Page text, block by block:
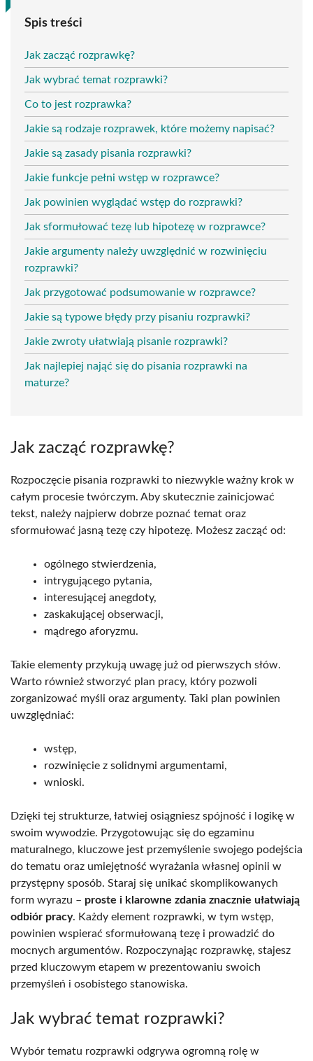
Spis treści
Jak zacząć rozprawkę?
Jak wybrać temat rozprawki?
Co to jest rozprawka?
Jakie są rodzaje rozprawek, które możemy napisać?
Jakie są zasady pisania rozprawki?
Jakie funkcje pełni wstęp w rozprawce?
Jak powinien wyglądać wstęp do rozprawki?
Jak sformułować tezę lub hipotezę w rozprawce?
Jakie argumenty należy uwzględnić w rozwinięciu
rozprawki?
Jak przygotować podsumowanie w rozprawce?
Jakie są typowe błędy przy pisaniu rozprawki?
Jakie zwroty ułatwiają pisanie rozprawki?
Jak najlepiej nająć się do pisania rozprawki na
maturze?
Jak zacząć rozprawkę?
Rozpoczęcie pisania rozprawki to niezwykle ważny krok w
całym procesie twórczym. Aby skutecznie zainicjować
tekst, należy najpierw dobrze poznać temat oraz
sformułować jasną tezę czy hipotezę. Możesz zacząć od:
ogólnego stwierdzenia,
intrygującego pytania,
interesującej anegdoty,
zaskakującej obserwacji,
mądrego aforyzmu.
Takie elementy przykują uwagę już od pierwszych słów.
Warto również stworzyć plan pracy, który pozwoli
zorganizować myśli oraz argumenty. Taki plan powinien
uwzględniać:
wstęp,
rozwinięcie z solidnymi argumentami,
wnioski.
Dzięki tej strukturze, łatwiej osiągniesz spójność i logikę w
swoim wywodzie. Przygotowując się do egzaminu
maturalnego, kluczowe jest przemyślenie swojego podejścia
do tematu oraz umiejętność wyrażania własnej opinii w
przystępny sposób. Staraj się unikać skomplikowanych
form wyrazu – proste i klarowne zdania znacznie ułatwiają
odbiór pracy. Każdy element rozprawki, w tym wstęp,
powinien wspierać sformułowaną tezę i prowadzić do
mocnych argumentów. Rozpoczynając rozprawkę, stajesz
przed kluczowym etapem w prezentowaniu swoich
przemyśleń i osobistego stanowiska.
Jak wybrać temat rozprawki?
Wybór tematu rozprawki odgrywa ogromną rolę w